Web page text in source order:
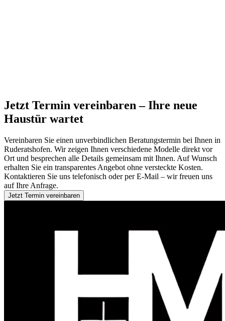
Jetzt Termin vereinbaren – Ihre neue
Haustür wartet
Vereinbaren Sie einen unverbindlichen Beratungstermin bei Ihnen in
Ruderatshofen. Wir zeigen Ihnen verschiedene Modelle direkt vor
Ort und besprechen alle Details gemeinsam mit Ihnen. Auf Wunsch
erhalten Sie ein transparentes Angebot ohne versteckte Kosten.
Kontaktieren Sie uns telefonisch oder per E-Mail – wir freuen uns
auf Ihre Anfrage.
Jetzt Termin vereinbaren